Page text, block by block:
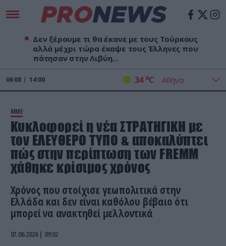
Δεν ξέρουμε τι θα έκανε με τους Τούρκους
αλλά μέχρι τώρα έκαψε τους Έλληνες που
πάτησαν στην Λιβύη...
06 08 14:00 34 oC
ΜΜΕ
Κυκλοφορεί η νέα ΣΤΡΑΤΗΓΙΚΗ με
τον ΕΛΕΥΘΕΡΟ ΤΥΠΟ & αποκαλύπτει
πώς στην περίπτωση των FREMM
χάθηκε κρίσιμος χρόνος
Χρόνος που στοίχισε γεωπολιτικά στην
Ελλάδα και δεν είναι καθόλου βέβαιο ότι
μπορεί να ανακτηθεί μελλοντικά
07.06.2026 | 09:02